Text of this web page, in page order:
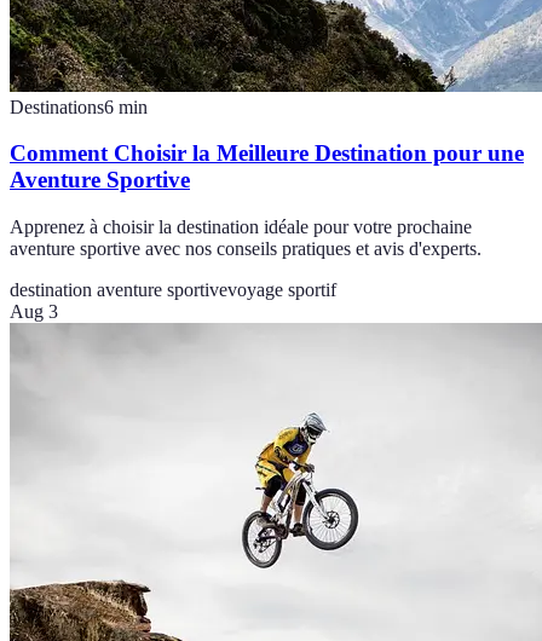
Destinations6 min
Comment Choisir la Meilleure Destination pour une
Aventure Sportive
Apprenez à choisir la destination idéale pour votre prochaine
aventure sportive avec nos conseils pratiques et avis d'experts.
destination aventure sportivevoyage sportif
Aug 3